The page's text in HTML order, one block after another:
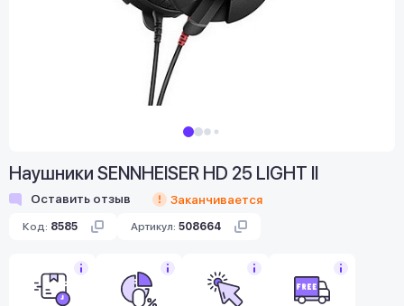
Наушники SENNHEISER HD 25 LIGHT II
Оставить отзыв Заканчивается
Код: 8585 Артикул: 508664